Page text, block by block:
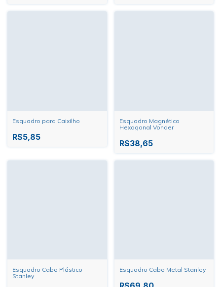
Esquadro para Caixilho
R$5,85
Esquadro Magnético
Hexagonal Vonder
R$38,65
Esquadro Cabo Plástico
Stanley
Esquadro Cabo Metal Stanley